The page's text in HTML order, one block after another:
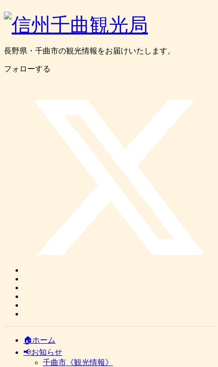
長野県・千曲市の観光情報をお届けいたします。
フォローする
🏠ホーム
📢お知らせ
千曲市《観光情報》